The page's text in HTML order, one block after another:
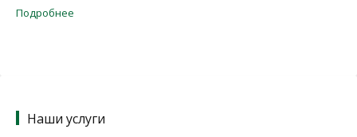
Подробнее
Наши услуги